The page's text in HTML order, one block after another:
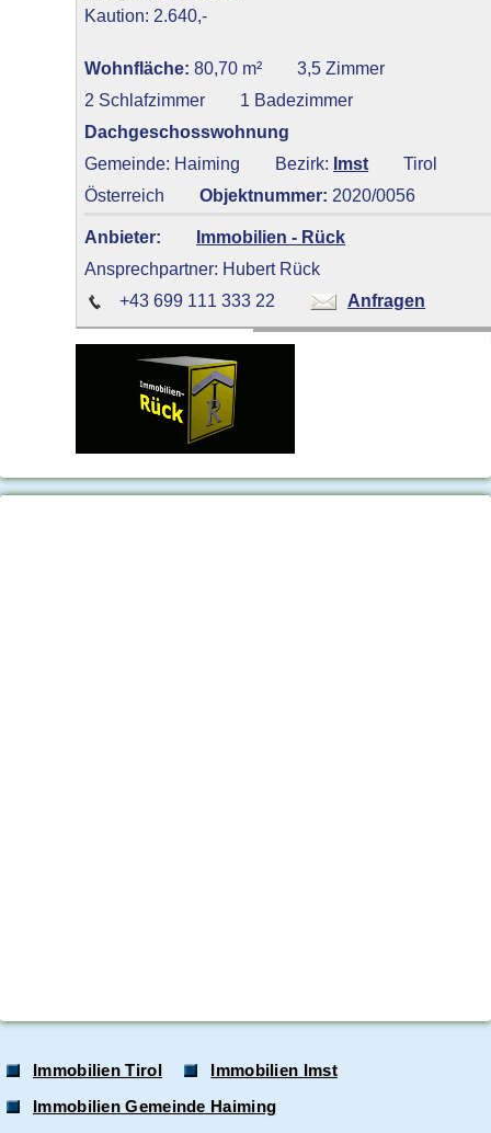
Kaution: 2.640,-
Wohnfläche: 80,70 m²
3,5 Zimmer
2 Schlafzimmer
1 Badezimmer
Dachgeschosswohnung
Gemeinde: Haiming
Bezirk: Imst
Tirol
Österreich
Objektnummer: 2020/0056
Anbieter:
Immobilien - Rück
Ansprechpartner: Hubert Rück
+43 699 111 333 22
Anfragen
Immobilien Tirol Immobilien Imst
Immobilien Gemeinde Haiming